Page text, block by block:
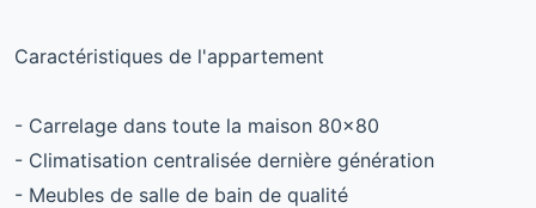
Caractéristiques de l'appartement
- Carrelage dans toute la maison 80x80
- Climatisation centralisée dernière génération
- Meubles de salle de bain de qualité